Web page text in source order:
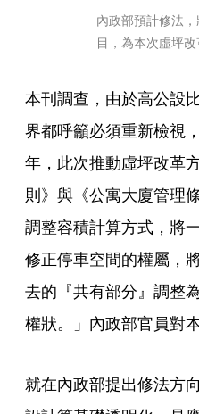
內政部預計修法
目，為本次虛坪改
本刊調查，由於高公設
界都呼籲必須重新檢視
年，此次推動虛坪改革
則》與《公寓大廈管理
調整容積計算方式，將
修正停車空間的權屬，
去的『共有部分』調整
權狀。」內政部官員對本
就在內政部提出修法方